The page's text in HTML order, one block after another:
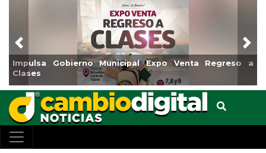
Reabrirá Coatzacoalcos la Alberca Semiolímpica Zona
Centro
Previous